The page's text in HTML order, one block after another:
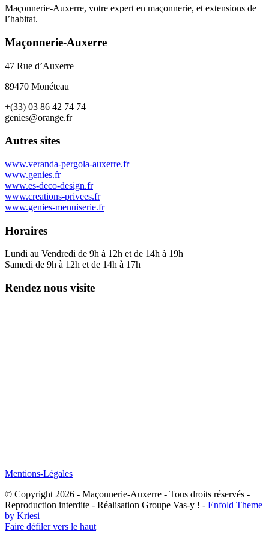
Maçonnerie-Auxerre, votre expert en maçonnerie, et extensions de
l’habitat.
Maçonnerie-Auxerre
47 Rue d’Auxerre
89470 Monéteau
+(33) 03 86 42 74 74
genies@orange.fr
Autres sites
www.veranda-pergola-auxerre.fr
www.genies.fr
www.es-deco-design.fr
www.creations-privees.fr
www.genies-menuiserie.fr
Horaires
Lundi au Vendredi de 9h à 12h et de 14h à 19h
Samedi de 9h à 12h et de 14h à 17h
Rendez nous visite
Mentions-Légales
© Copyright 2026 - Maçonnerie-Auxerre - Tous droits réservés -
Reproduction interdite - Réalisation Groupe Vas-y ! - Enfold Theme
by Kriesi
Faire défiler vers le haut